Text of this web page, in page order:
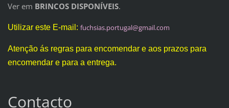
Ver em BRINCOS DISPONÍVEIS.
Utilizar este E-mail: fuchsias.portugal@gmail.com
Atenção ás regras para encomendar e aos prazos para
encomendar e para a entrega.
Contacto